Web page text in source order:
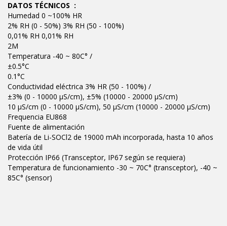
DATOS TÉCNICOS :
Humedad 0 ~100% HR
2% RH (0 - 50%) 3% RH (50 - 100%)
0,01% RH 0,01% RH
2M
Temperatura -40 ~ 80C° /
±0.5°C
0.1°C
Conductividad eléctrica 3% HR (50 - 100%) /
±3% (0 - 10000 µS/cm), ±5% (10000 - 20000 µS/cm)
10 µS/cm (0 - 10000 µS/cm), 50 µS/cm (10000 - 20000 µS/cm)
Frequencia EU868
Fuente de alimentación
Batería de Li-SOCl2 de 19000 mAh incorporada, hasta 10 años
de vida útil
Protección IP66 (Transceptor, IP67 según se requiera)
Temperatura de funcionamiento -30 ~ 70C° (transceptor), -40 ~
85C° (sensor)